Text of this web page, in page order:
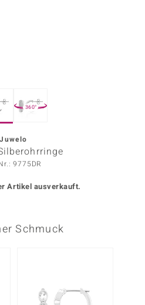
360°
Juwelo
9775DR
Artikel ausverkauft.
Schmuck